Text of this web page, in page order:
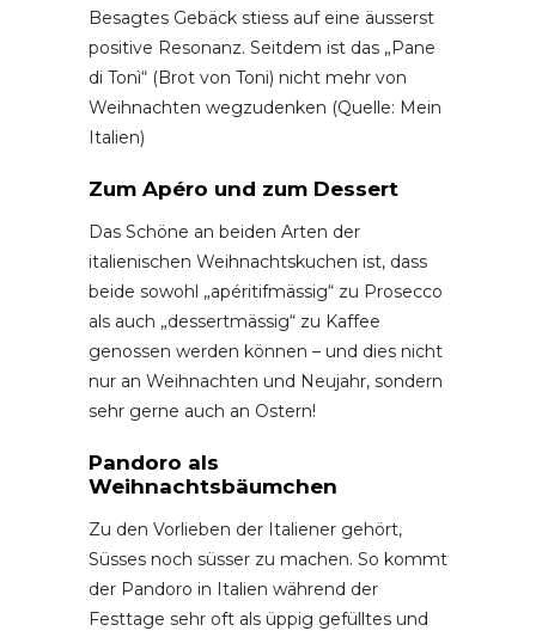
Besagtes Gebäck stiess auf eine äusserst
positive Resonanz. Seitdem ist das „Pane
di Tonì“ (Brot von Toni) nicht mehr von
Weihnachten wegzudenken (Quelle: Mein
Italien)
Zum Apéro und zum Dessert
Das Schöne an beiden Arten der
italienischen Weihnachtskuchen ist, dass
beide sowohl „apéritifmässig“ zu Prosecco
als auch „dessertmässig“ zu Kaffee
genossen werden können – und dies nicht
nur an Weihnachten und Neujahr, sondern
sehr gerne auch an Ostern!
Pandoro als
Weihnachtsbäumchen
Zu den Vorlieben der Italiener gehört,
Süsses noch süsser zu machen. So kommt
der Pandoro in Italien während der
Festtage sehr oft als üppig gefülltes und